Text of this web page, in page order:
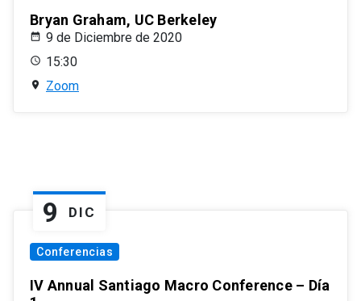
Bryan Graham, UC Berkeley
9 de Diciembre de 2020
15:30
Zoom
9 DIC
Conferencias
IV Annual Santiago Macro Conference – Día